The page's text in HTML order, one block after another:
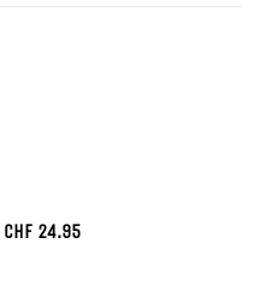
CHF 24.95